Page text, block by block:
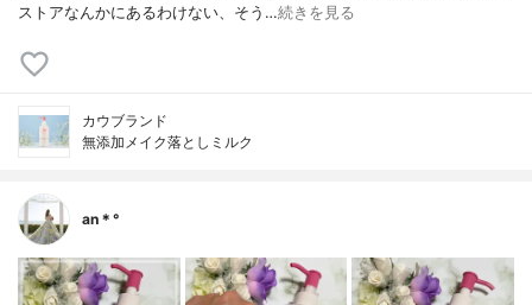
ストアなんかにあるわけない、そう…続きを見る
カウブランド
無添加メイク落としミルク
an＊°